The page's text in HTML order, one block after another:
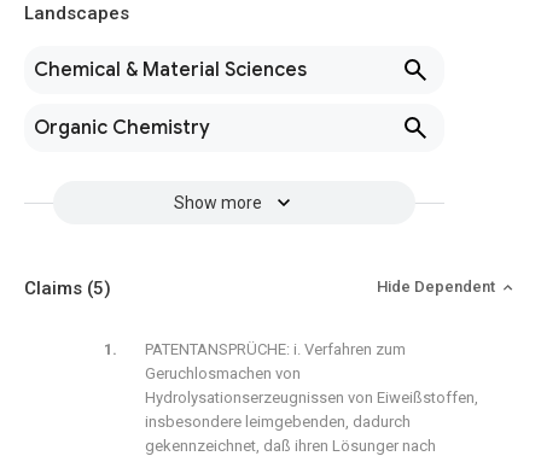
Landscapes
Chemical & Material Sciences
Organic Chemistry
Show more
Claims (5) Hide Dependent
PATENTANSPRÜCHE: i. Verfahren zum
Geruchlosmachen von
Hydrolysationserzeugnissen von Eiweißstoffen,
insbesondere leimgebenden, dadurch
gekennzeichnet, daß ihren Lösunger nach